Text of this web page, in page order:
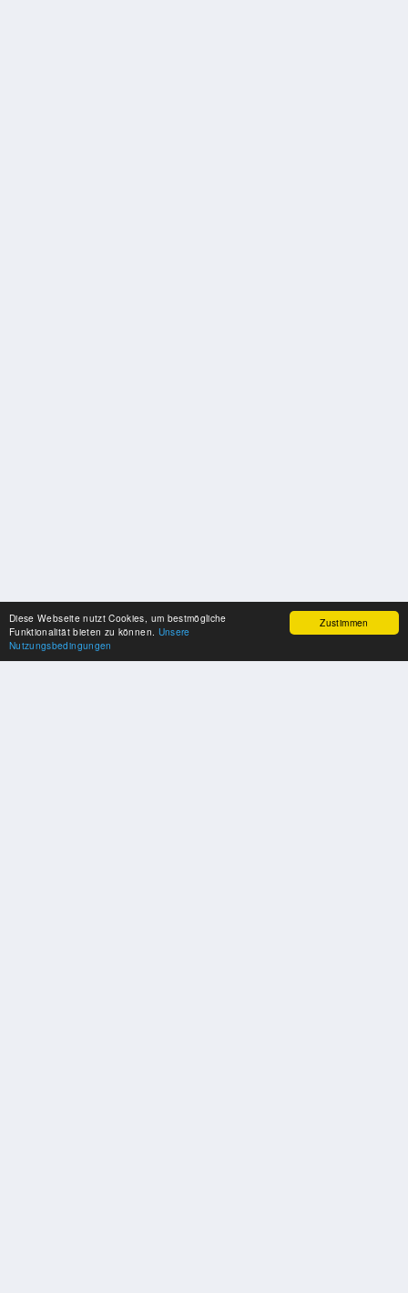
Zustimmen
Diese Webseite nutzt Cookies, um bestmögliche
Funktionalität bieten zu können. Unsere
Nutzungsbedingungen